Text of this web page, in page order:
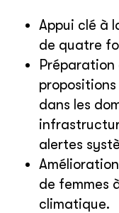
Appui clé à
de quatre
Préparation
dans les
alertes
de femmes
climatique.